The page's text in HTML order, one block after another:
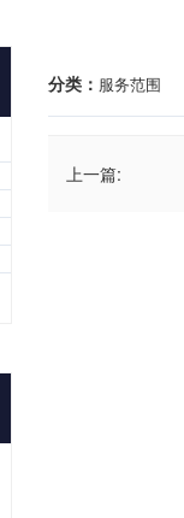
分类： 服务范围
上一篇: